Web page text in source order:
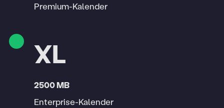
Premium-Kalender
XL
2500 MB
Enterprise-Kalender